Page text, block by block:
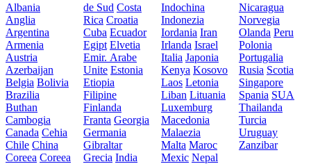
Albania
Anglia
Argentina
Armenia
Austria
Azerbaijan
Belgia Bolivia
Brazilia
Buthan
Cambogia
Canada Cehia
Chile China
Coreea Coreea
de Sud Costa
Rica Croatia
Cuba Ecuador
Egipt Elvetia
Emir. Arabe
Unite Estonia
Etiopia
Filipine
Finlanda
Franta Georgia
Germania
Gibraltar
Grecia India
Indochina
Indonezia
Iordania Iran
Irlanda Israel
Italia Japonia
Kenya Kosovo
Laos Letonia
Liban Lituania
Luxemburg
Macedonia
Malaezia
Malta Maroc
Mexic Nepal
Nicaragua
Norvegia
Olanda Peru
Polonia
Portugalia
Rusia Scotia
Singapore
Spania SUA
Thailanda
Turcia
Uruguay
Zanzibar